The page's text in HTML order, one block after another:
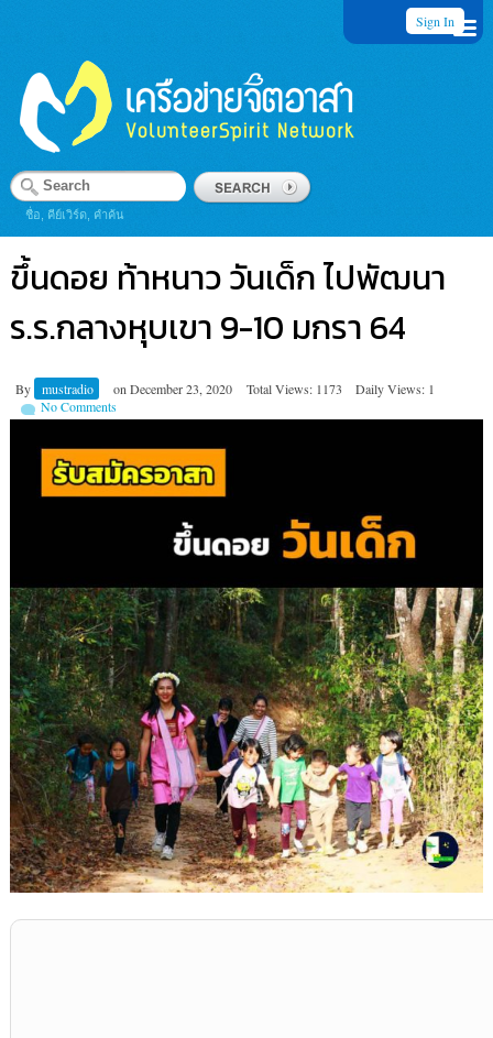
Sign In
ชื่อ, คีย์เวิร์ด, คำค้น
ขึ้นดอย ท้าหนาว วันเด็ก ไปพัฒนา
ร.ร.กลางหุบเขา 9-10 มกรา 64
By mustradio on December 23, 2020 Total Views: 1173
Daily Views: 1
No Comments